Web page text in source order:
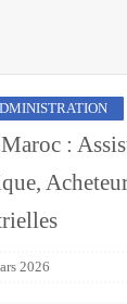
:
2026